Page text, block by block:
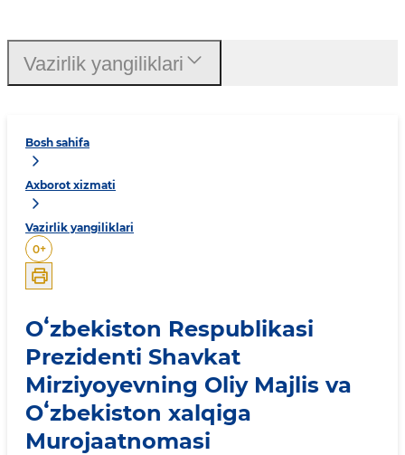
Bosh sahifa
Axborot xizmati
Vazirlik yangiliklari
0+
Oʻzbekiston Respublikasi
Prezidenti Shavkat
Mirziyoyevning Oliy Majlis va
Oʻzbekiston xalqiga
Murojaatnomasi
Vazirlik yangiliklari